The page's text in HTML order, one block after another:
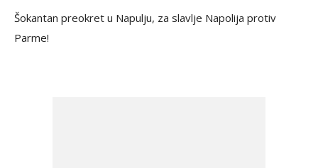
Šokantan preokret u Napulju, za slavlje Napolija protiv
Parme!